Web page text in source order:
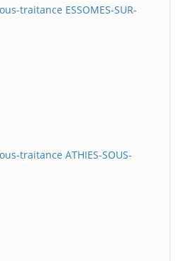
traitance ESSOMES-SUR-
traitance ATHIES-SOUS-